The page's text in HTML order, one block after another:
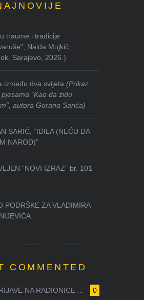
traume i tradicije
Naida Mujkić,
Sarajevo, 2026.)
između dva svijeta(Prikaz
“Kao da zidu
autora Gorana Sarića)
SARIĆ, “IDILA (NEĆU DA
NAROD)”
“NOVI IZRAZ” br. 101-
PODRŠKE ZA VLADIMIRA
COMMENTED
0
NA RADIONICE ...